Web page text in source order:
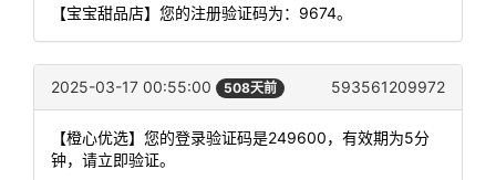
【宝宝甜品店】您的注册验证码为：9674。
2025-03-17 00:55:00 508天前 593561209972
【橙心优选】您的登录验证码是249600，有效期为5分
钟，请立即验证。